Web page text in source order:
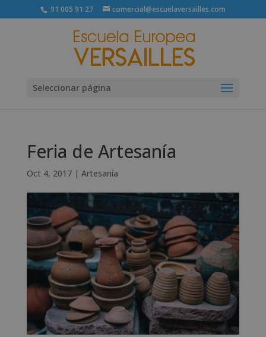
91 005 91 27 comercial@escuelaversailles.com
Seleccionar página
Feria de Artesanía
Oct 4, 2017| Artesanía